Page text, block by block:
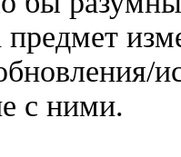
предмет
с ними.